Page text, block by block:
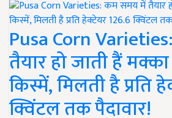
Pusa Corn
तैयार हो जाती हैं
किस्में, मिलती है प्रति
क्विंटल तक पैदावार!